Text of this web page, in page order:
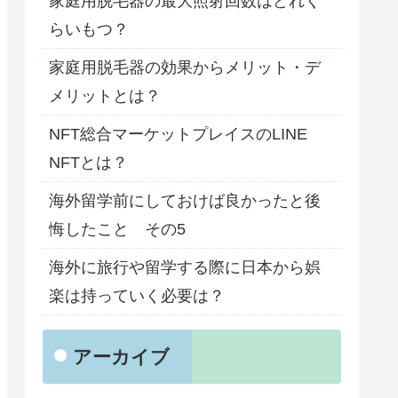
らいもつ？
家庭用脱毛器の効果からメリット・デ
メリットとは？
NFT総合マーケットプレイスのLINE
NFTとは？
海外留学前にしておけば良かったと後
悔したこと その5
海外に旅行や留学する際に日本から娯
楽は持っていく必要は？
アーカイブ